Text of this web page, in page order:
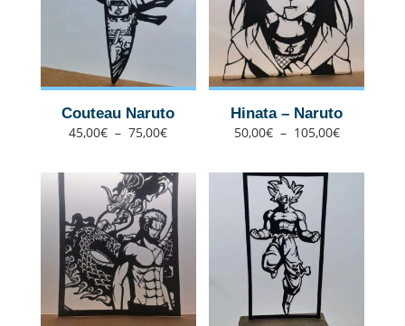
Couteau Naruto
45,00€ – 75,00€Plage
de
Hinata – Naruto
50,00€ – 105,00€Plage
de